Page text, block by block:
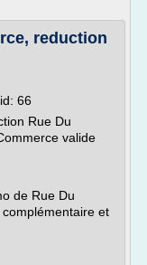
reduction
66
Rue Du
valide
de Rue Du
et